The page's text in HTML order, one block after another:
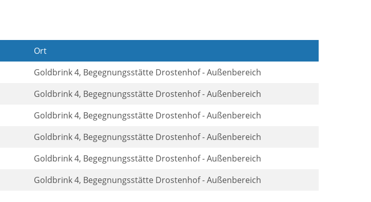
Ort
Goldbrink 4, Begegnungsstätte Drostenhof - Außenbereich
Goldbrink 4, Begegnungsstätte Drostenhof - Außenbereich
Goldbrink 4, Begegnungsstätte Drostenhof - Außenbereich
Goldbrink 4, Begegnungsstätte Drostenhof - Außenbereich
Goldbrink 4, Begegnungsstätte Drostenhof - Außenbereich
Goldbrink 4, Begegnungsstätte Drostenhof - Außenbereich